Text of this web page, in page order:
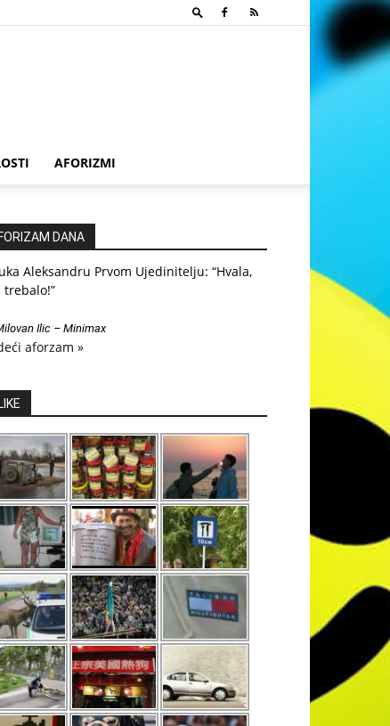
AFORIZMI
DANA
Aleksandru Prvom Ujedinitelju: “Hvala,
trebalo!”
Ilic – Minimax
aforzam »